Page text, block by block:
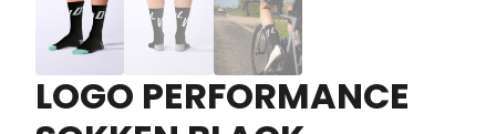
LOGO PERFORMANCE